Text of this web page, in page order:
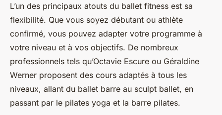
L’un des principaux atouts du ballet fitness est sa
flexibilité. Que vous soyez débutant ou athlète
confirmé, vous pouvez adapter votre programme à
votre niveau et à vos objectifs. De nombreux
professionnels tels qu’Octavie Escure ou Géraldine
Werner proposent des cours adaptés à tous les
niveaux, allant du ballet barre au sculpt ballet, en
passant par le pilates yoga et la barre pilates.